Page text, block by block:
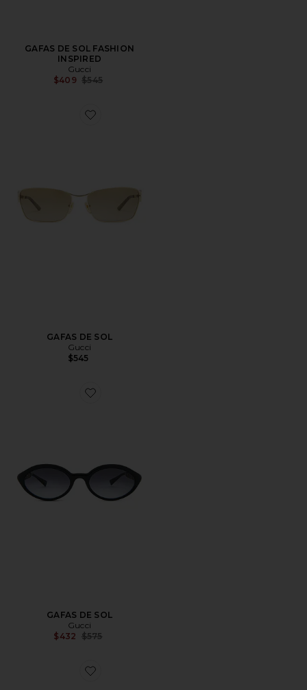
GAFAS DE SOL FASHION
INSPIRED
Gucci
$409 Previous price:
$545
Favorite GAFAS DE SOL
GAFAS DE SOL
Gucci
$545
Favorite GAFAS DE SOL
GAFAS DE SOL
Gucci
$432 Previous price:
$575
Favorite GAFAS DE SOL